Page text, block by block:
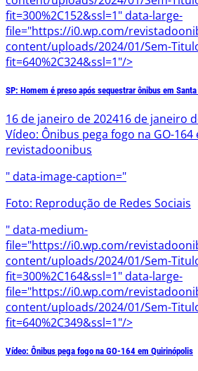
fit=300%2C152&ssl=1" data-large-
file="https://i0.wp.com/
content/uploads/2024/01/Sem-
fit=640%2C324&ssl=1"/>
SP: Homem é preso após sequestrar ônibus em
16 de janeiro de 202416 de janeiro
Vídeo: Ônibus pega fogo na GO-
revistadoonibus
" data-image-caption="
Foto: Reprodução de Redes Sociais
" data-medium-
file="https://i0.wp.com/
content/uploads/2024/01/Sem-
fit=300%2C164&ssl=1" data-large-
file="https://i0.wp.com/
content/uploads/2024/01/Sem-
fit=640%2C349&ssl=1"/>
Vídeo: Ônibus pega fogo na GO-164 em Quirinópolis